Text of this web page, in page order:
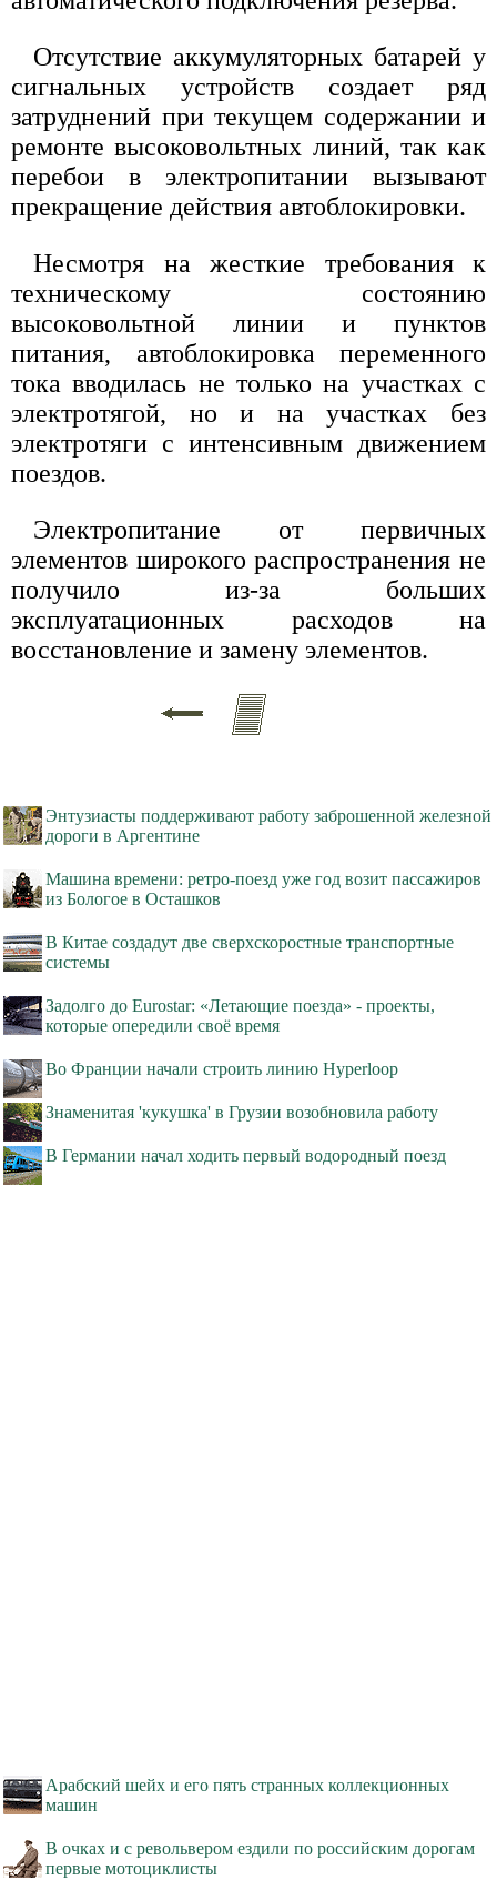
Отсутствие аккумуляторных батарей у
сигнальных устройств создает ряд
затруднений при текущем содержании и
ремонте высоковольтных линий, так как
перебои в электропитании вызывают
прекращение действия автоблокировки.
Несмотря на жесткие требования к
техническому состоянию
высоковольтной линии и пунктов
питания, автоблокировка переменного
тока вводилась не только на участках с
электротягой, но и на участках без
электротяги с интенсивным движением
поездов.
Электропитание от первичных
элементов широкого распространения не
получило из-за больших
эксплуатационных расходов на
восстановление и замену элементов.
Энтузиасты поддерживают работу заброшенной железной
дороги в Аргентине
Машина времени: ретро-поезд уже год возит пассажиров
из Бологое в Осташков
В Китае создадут две сверхскоростные транспортные
системы
Задолго до Eurostar: «Летающие поезда» - проекты,
которые опередили своё время
Во Франции начали строить линию Hyperloop
Знаменитая 'кукушка' в Грузии возобновила работу
В Германии начал ходить первый водородный поезд
Арабский шейх и его пять странных коллекционных
машин
В очках и с револьвером ездили по российским дорогам
первые мотоциклисты